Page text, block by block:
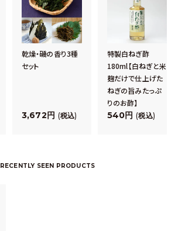
乾燥・磯の香り3種
セット
3,672 税込
特製白ねぎ酢
180ml【白ねぎと米
麹だけで仕上げた
ねぎの旨みたっぷ
りのお酢】
540 税込
RECENTLY SEEN PRODUCTS